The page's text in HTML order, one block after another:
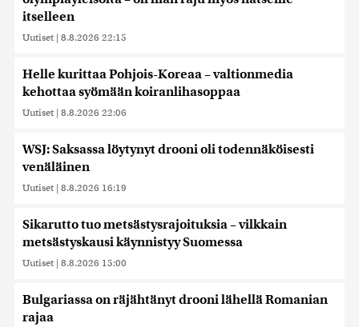
itselleen
Uutiset | 8.8.2026 22:15
Helle kurittaa Pohjois-Koreaa – valtionmedia
kehottaa syömään koiranlihasoppaa
Uutiset | 8.8.2026 22:06
WSJ: Saksassa löytynyt drooni oli todennäköisesti
venäläinen
Uutiset | 8.8.2026 16:19
Sikarutto tuo metsästysrajoituksia – vilkkain
metsästyskausi käynnistyy Suomessa
Uutiset | 8.8.2026 15:00
Bulgariassa on räjähtänyt drooni lähellä Romanian
rajaa